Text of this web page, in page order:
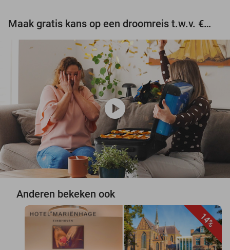
Maak gratis kans op een droomreis t.w.v. €3.000!
play_circle
Anderen bekeken ook
14%